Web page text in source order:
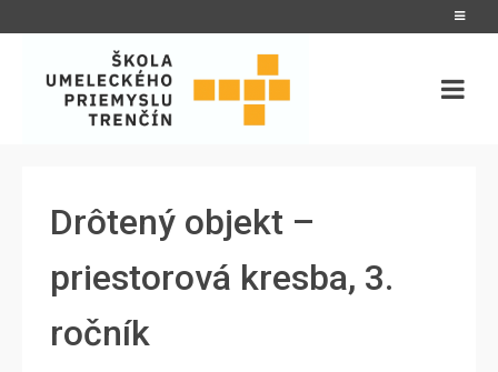
Drôtený objekt –
priestorová kresba, 3.
ročník